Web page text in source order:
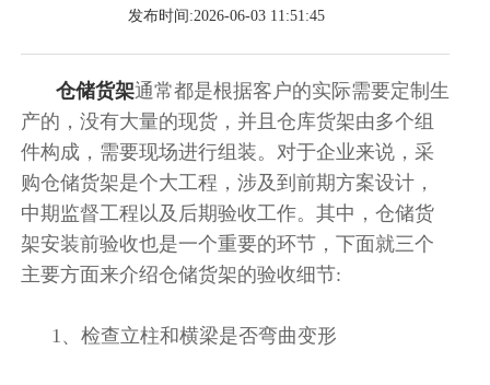
发布时间:2026-06-03 11:51:45
仓储货架通常都是根据客户的实际需要定制生
产的，没有大量的现货，并且仓库货架由多个组
件构成，需要现场进行组装。对于企业来说，采
购仓储货架是个大工程，涉及到前期方案设计，
中期监督工程以及后期验收工作。其中，仓储货
架安装前验收也是一个重要的环节，下面就三个
主要方面来介绍仓储货架的验收细节:
1、检查立柱和横梁是否弯曲变形